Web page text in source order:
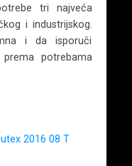
tri najveća
i industrijskog.
i da isporuči
potrebama